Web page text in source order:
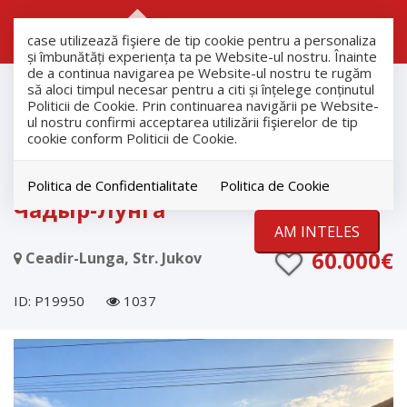
case utilizează fişiere de tip cookie pentru a personaliza
și îmbunătăți experiența ta pe Website-ul nostru. Înainte
de a continua navigarea pe Website-ul nostru te rugăm
să aloci timpul necesar pentru a citi și înțelege conținutul
Politicii de Cookie. Prin continuarea navigării pe Website-
ul nostru confirmi acceptarea utilizării fişierelor de tip
cookie conform Politicii de Cookie.
Politica de Confidentialitate Politica de Cookie
AM INTELES
продажа
Дома
Ceadir-Lunga
Продаётся жилой дом в г.
Чадыр-Лунга
Ceadir-Lunga, Str. Jukov 60.000€
ID: P19950 1037